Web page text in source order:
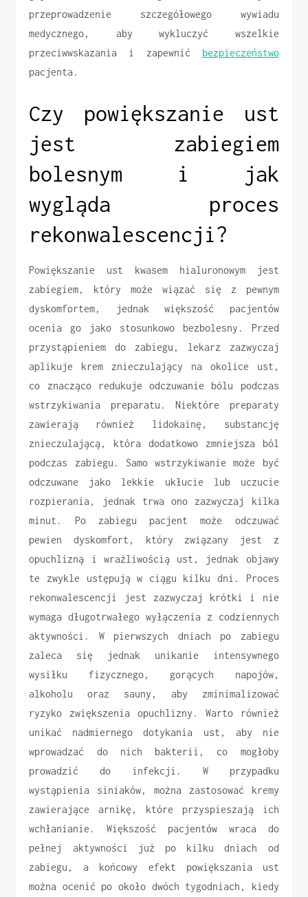
przeprowadzenie szczegółowego wywiadu
medycznego, aby wykluczyć wszelkie
przeciwwskazania i zapewnić bezpieczeństwo
pacjenta.
Czy powiększanie ust
jest zabiegiem
bolesnym i jak
wygląda proces
rekonwalescencji?
Powiększanie ust kwasem hialuronowym jest
zabiegiem, który może wiązać się z pewnym
dyskomfortem, jednak większość pacjentów
ocenia go jako stosunkowo bezbolesny. Przed
przystąpieniem do zabiegu, lekarz zazwyczaj
aplikuje krem znieczulający na okolice ust,
co znacząco redukuje odczuwanie bólu podczas
wstrzykiwania preparatu. Niektóre preparaty
zawierają również lidokainę, substancję
znieczulającą, która dodatkowo zmniejsza ból
podczas zabiegu. Samo wstrzykiwanie może być
odczuwane jako lekkie ukłucie lub uczucie
rozpierania, jednak trwa ono zazwyczaj kilka
minut. Po zabiegu pacjent może odczuwać
pewien dyskomfort, który związany jest z
opuchlizną i wrażliwością ust, jednak objawy
te zwykle ustępują w ciągu kilku dni. Proces
rekonwalescencji jest zazwyczaj krótki i nie
wymaga długotrwałego wyłączenia z codziennych
aktywności. W pierwszych dniach po zabiegu
zaleca się jednak unikanie intensywnego
wysiłku fizycznego, gorących napojów,
alkoholu oraz sauny, aby zminimalizować
ryzyko zwiększenia opuchlizny. Warto również
unikać nadmiernego dotykania ust, aby nie
wprowadzać do nich bakterii, co mogłoby
prowadzić do infekcji. W przypadku
wystąpienia siniaków, można zastosować kremy
zawierające arnikę, które przyspieszają ich
wchłanianie. Większość pacjentów wraca do
pełnej aktywności już po kilku dniach od
zabiegu, a końcowy efekt powiększania ust
można ocenić po około dwóch tygodniach, kiedy